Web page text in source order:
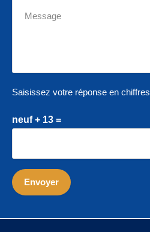
Saisissez votre réponse en chiffres
neuf + 13 =